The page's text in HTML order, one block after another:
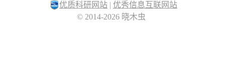
优质科研网站 | 优秀信息互联网站
© 2014-2026 晓木虫